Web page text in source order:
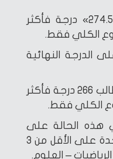
– مجموع درجات الطالب «274.5» درجة فأكثر
الدرجة النهائية
– أن يكون مجموع درجات الطالب 266 درجة فأكثر
هذه الحالة على
الدرجة النهائية في مادة واحدة على الأقل من 3
– العلوم.